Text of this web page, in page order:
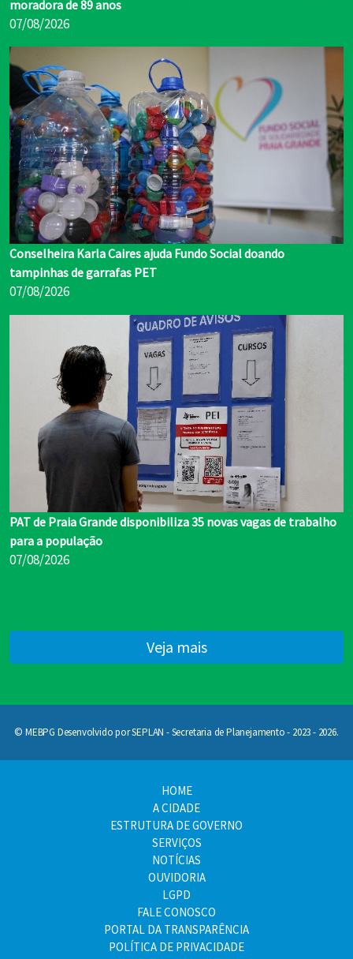
07/08/2026
Conselheira Karla Caires ajuda Fundo Social doando
tampinhas de garrafas PET
07/08/2026
PAT de Praia Grande disponibiliza 35 novas vagas de trabalho
para a população
07/08/2026
Veja mais
© MEBPG Desenvolvido por SEPLAN - Secretaria de Planejamento - 2023 - 2026.
HOME
A CIDADE
ESTRUTURA DE GOVERNO
SERVIÇOS
NOTÍCIAS
OUVIDORIA
LGPD
FALE CONOSCO
PORTAL DA TRANSPARÊNCIA
POLÍTICA DE PRIVACIDADE